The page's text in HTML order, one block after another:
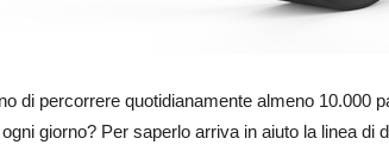
di percorrere quotidianamente almeno 10.000
giorno? Per saperlo arriva in aiuto la linea di